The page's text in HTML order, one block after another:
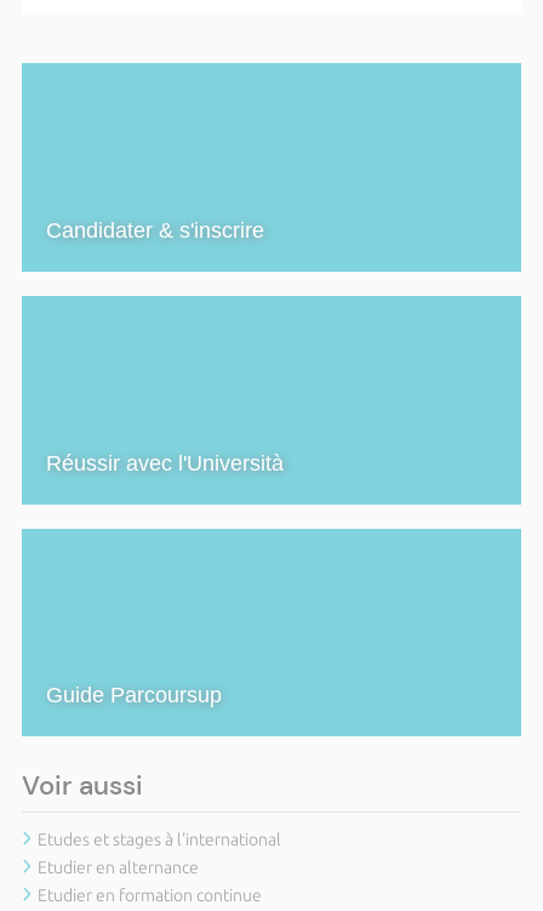
Candidater & s'inscrire
Réussir avec l'Università
Guide Parcoursup
Voir aussi
Etudes et stages à l'international
Etudier en alternance
Etudier en formation continue